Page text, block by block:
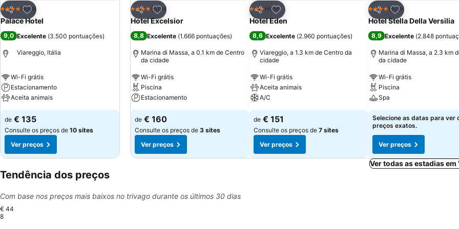
Partilhar
Adicionar aos favoritos
4 EstrelasHotel
Palace Hotel
9,0 Excelente (3.500 pontuações)
Viareggio, Itália
Wi-Fi grátis
Estacionamento
Aceita animais
de € 135
Consulte os preços de 10 sites
Ver preços
Partilhar
Adicionar aos favoritos
4 EstrelasHotel
Hotel Excelsior
8,8 Excelente (1.666 pontuações)
Marina di Massa, a 0.1 km de Centro
da cidade
Wi-Fi grátis
Piscina
Estacionamento
de € 160
Consulte os preços de 3 sites
Ver preços
Partilhar
Adicionar aos favoritos
3 Estrelas
Hotel
Hotel Eden
8,6 Excelente (2.960 pontuações)
Viareggio, a 1.3 km de Centro da
cidade
Wi-Fi grátis
Aceita animais
A/C
de € 151
Consulte os preços de 7 sites
Ver preços
Partilhar
Adicionar aos
4 EstrelasHotel
Hotel Stella Della Versilia
8,9 Excelente (2.848
Marina di Massa, a 2.3 km
da cidade
Wi-Fi grátis
Piscina
Spa
Selecione as datas para ver
preços exatos.
Ver preços
Ver todas as estadias
Tendência dos preços
Com base nos preços mais baixos no trivago durante os últimos 30 dias
€ 44
8